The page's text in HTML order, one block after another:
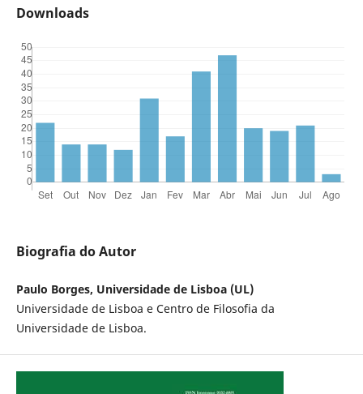
Downloads
Biografia do Autor
Paulo Borges, Universidade de Lisboa (UL)
Universidade de Lisboa e Centro de Filosofia da
Universidade de Lisboa.